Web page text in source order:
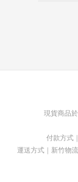
現貨商品
付款方式
運送方式｜新竹物